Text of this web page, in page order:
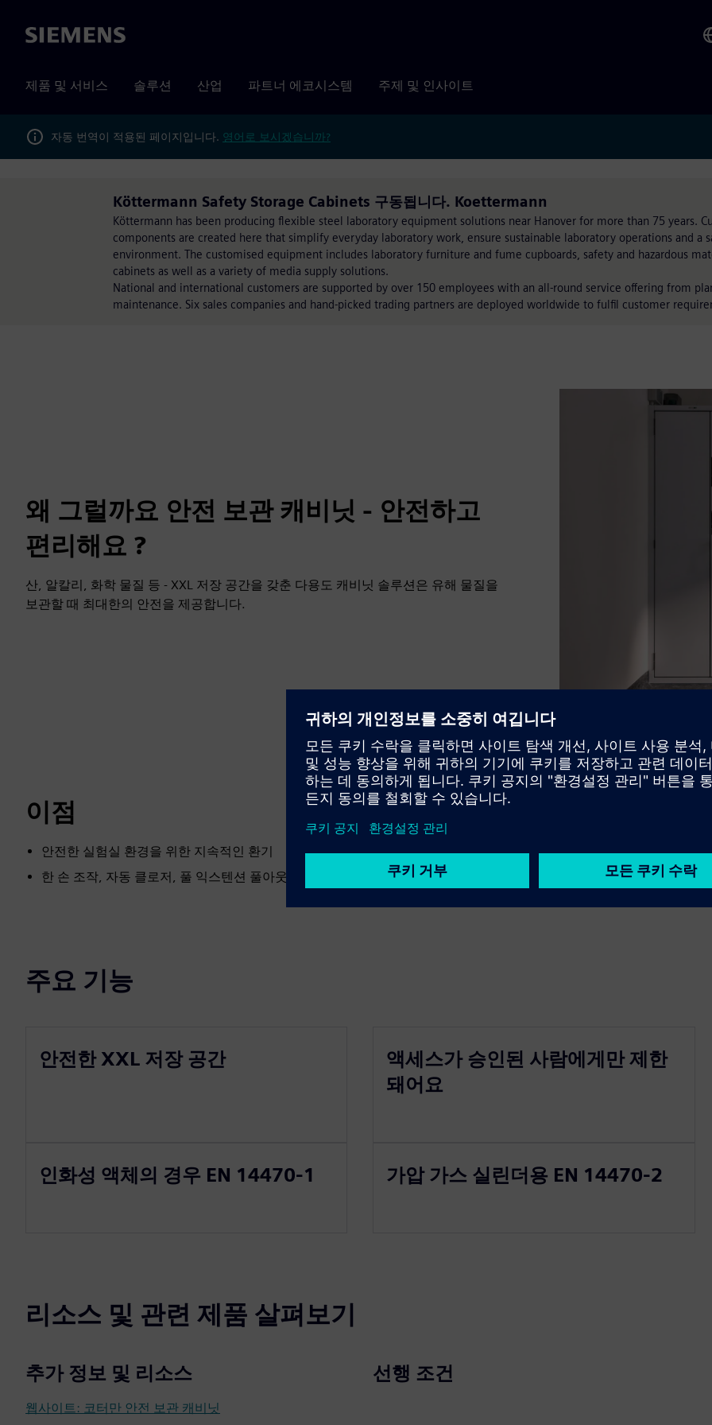
Siemens
제품 및 서비스 솔루션 산업 파트너 에코시스템 주제 및 인사이트
자동 번역이 적용된 페이지입니다. 영어로 보시겠습니까?
Köttermann Safety Storage Cabinets 구동됩니다. Koettermann
Köttermann has been producing flexible steel laboratory equipment solutions near Hanover for more than 75 years.
components are created here that simplify everyday laboratory work, ensure sustainable laboratory operations and a
environment. The customised equipment includes laboratory furniture and fume cupboards, safety and hazardous
cabinets as well as a variety of media supply solutions.
National and international customers are supported by over 150 employees with an all-round service offering from
maintenance. Six sales companies and hand-picked trading partners are deployed worldwide to fulfil customer
왜 그럴까요 안전 보관 캐비닛 - 안전하고
편리해요 ?
산, 알칼리, 화학 물질 등 - XXL 저장 공간을 갖춘 다용도 캐비닛 솔루션은 유해 물질을
보관할 때 최대한의 안전을 제공합니다.
이점
안전한 실험실 환경을 위한 지속적인 환기
한 손 조작, 자동 클로저, 풀 익스텐션 풀아웃
주요 기능
안전한 XXL 저장 공간
액세스가 승인된 사람에게만 제한
돼어요
인화성 액체의 경우 EN 14470-1 가압 가스 실린더용 EN 14470-2
리소스 및 관련 제품 살펴보기
추가 정보 및 리소스
웹사이트: 코터만 안전 보관 캐비닛
선행 조건